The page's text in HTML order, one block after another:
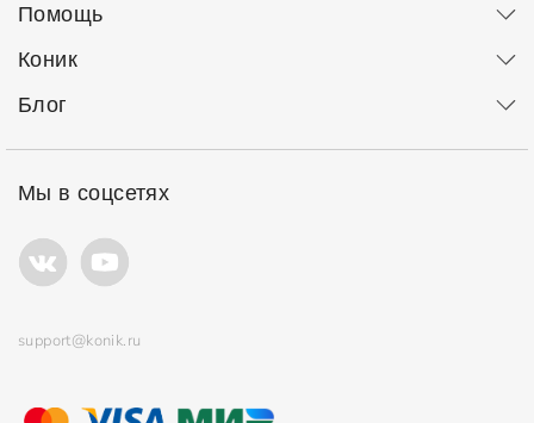
Помощь
Коник
Блог
Мы в соцсетях
support@konik.ru